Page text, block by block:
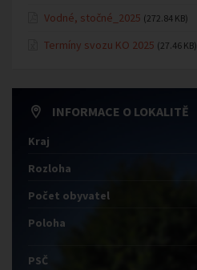
Vodné, stočné_2025 (272.84 KB)
Termíny svozu KO 2025 (27.46 KB)
INFORMACE O LOKALITĚ
Kraj
Rozloha
Počet obyvatel
Poloha
PSČ